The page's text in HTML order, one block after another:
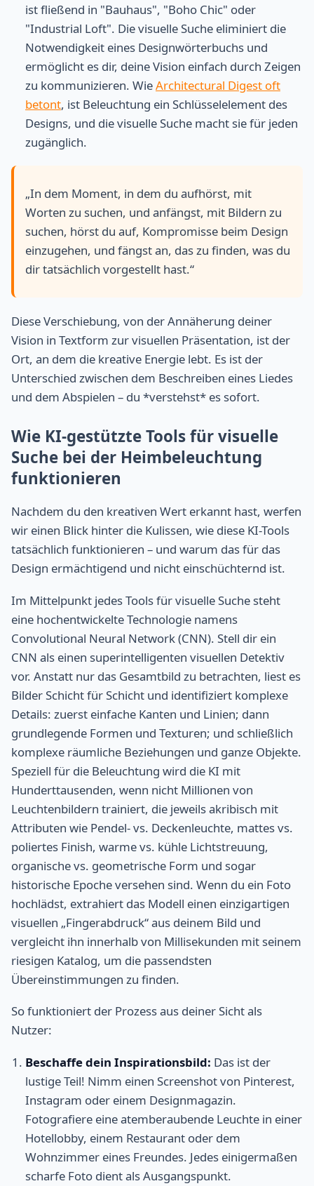
ist fließend in "Bauhaus", "Boho Chic" oder
"Industrial Loft". Die visuelle Suche eliminiert die
Notwendigkeit eines Designwörterbuchs und
ermöglicht es dir, deine Vision einfach durch Zeigen
zu kommunizieren. WieArchitectural Digest oft
betont, ist Beleuchtung ein Schlüsselelement des
Designs, und die visuelle Suche macht sie für jeden
zugänglich.
„In dem Moment, in dem du aufhörst, mit
Worten zu suchen, und anfängst, mit Bildern zu
suchen, hörst du auf, Kompromisse beim Design
einzugehen, und fängst an, das zu finden, was du
dir tatsächlich vorgestellt hast.“
Diese Verschiebung, von der Annäherung deiner
Vision in Textform zur visuellen Präsentation, ist der
Ort, an dem die kreative Energie lebt. Es ist der
Unterschied zwischen dem Beschreiben eines Liedes
und dem Abspielen – du *verstehst* es sofort.
Wie KI-gestützte Tools für visuelle
Suche bei der Heimbeleuchtung
funktionieren
Nachdem du den kreativen Wert erkannt hast, werfen
wir einen Blick hinter die Kulissen, wie diese KI-Tools
tatsächlich funktionieren – und warum das für das
Design ermächtigend und nicht einschüchternd ist.
Im Mittelpunkt jedes Tools für visuelle Suche steht
eine hochentwickelte Technologie namens
Convolutional Neural Network (CNN). Stell dir ein
CNN als einen superintelligenten visuellen Detektiv
vor. Anstatt nur das Gesamtbild zu betrachten, liest es
Bilder Schicht für Schicht und identifiziert komplexe
Details: zuerst einfache Kanten und Linien; dann
grundlegende Formen und Texturen; und schließlich
komplexe räumliche Beziehungen und ganze Objekte.
Speziell für die Beleuchtung wird die KI mit
Hunderttausenden, wenn nicht Millionen von
Leuchtenbildern trainiert, die jeweils akribisch mit
Attributen wie Pendel- vs. Deckenleuchte, mattes vs.
poliertes Finish, warme vs. kühle Lichtstreuung,
organische vs. geometrische Form und sogar
historische Epoche versehen sind. Wenn du ein Foto
hochlädst, extrahiert das Modell einen einzigartigen
visuellen „Fingerabdruck“ aus deinem Bild und
vergleicht ihn innerhalb von Millisekunden mit seinem
riesigen Katalog, um die passendsten
Übereinstimmungen zu finden.
So funktioniert der Prozess aus deiner Sicht als
Nutzer:
Beschaffe dein Inspirationsbild: Das ist der
lustige Teil! Nimm einen Screenshot von Pinterest,
Instagram oder einem Designmagazin.
Fotografiere eine atemberaubende Leuchte in einer
Hotellobby, einem Restaurant oder dem
Wohnzimmer eines Freundes. Jedes einigermaßen
scharfe Foto dient als Ausgangspunkt.